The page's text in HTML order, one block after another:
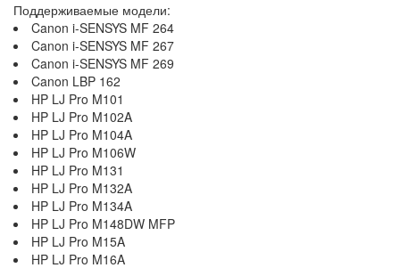
Поддерживаемые модели:
Canon i-SENSYS MF 264
Canon i-SENSYS MF 267
Canon i-SENSYS MF 269
Canon LBP 162
HP LJ Pro M101
HP LJ Pro M102A
HP LJ Pro M104A
HP LJ Pro M106W
HP LJ Pro M131
HP LJ Pro M132A
HP LJ Pro M134A
HP LJ Pro M148DW MFP
HP LJ Pro M15A
HP LJ Pro M16A